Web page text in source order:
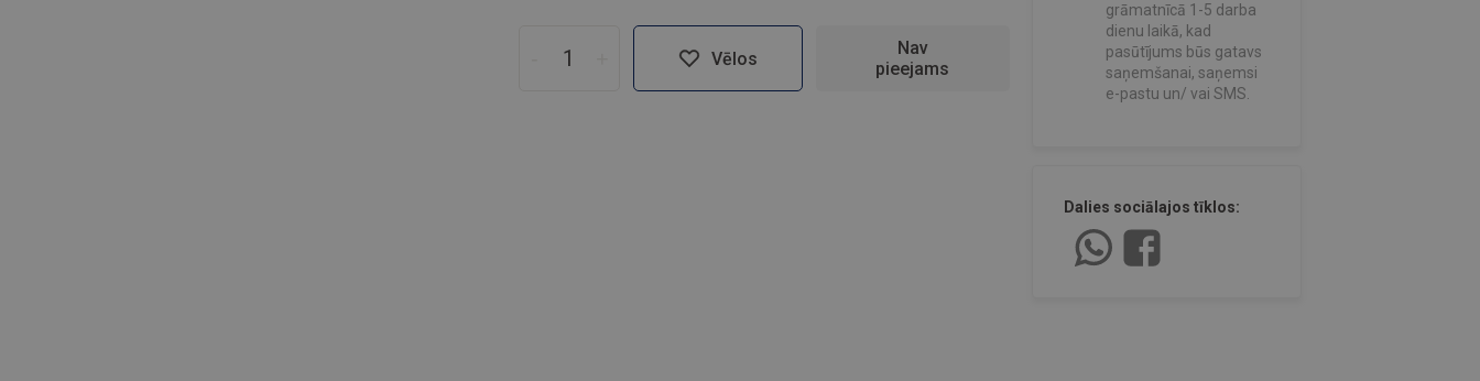
Vēlos
Nav
pieejams
grāmatnīcā 1-5 darba
dienu laikā, kad
pasūtījums būs gatavs
saņemšanai, saņemsi
e-pastu un/ vai SMS.
Dalies sociālajos tīklos: